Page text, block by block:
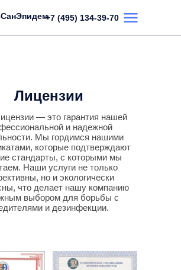
+7 (495) 134-39-70
Отзывы
Лицензии
— это гарантия нашей
и надежной
Мы гордимся нашими
которые подтверждают
стандарты, с которыми мы
Наши услуги не только
но и экологически
что делает нашу компанию
выбором для борьбы с
и дезинфекции.